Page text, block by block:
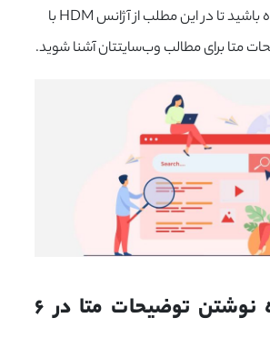
می‌رسند. با ما همراه باشید تا در این مطلب از آژانس HDM با
متا برای مطالب وب‌سایتتان آشنا شوید.